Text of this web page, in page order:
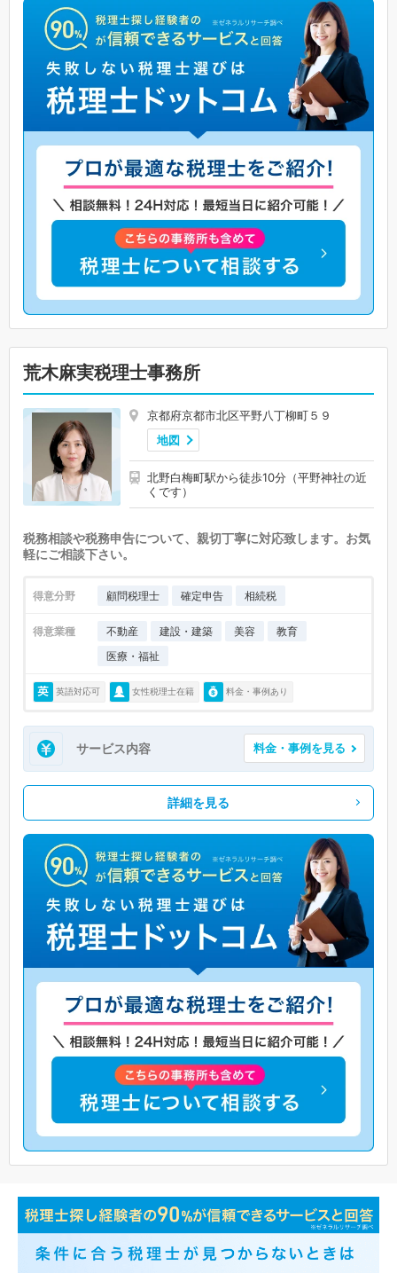
荒木麻実税理士事務所
京都府京都市北区平野八丁柳町５９
地図
北野白梅町駅から徒歩10分（平野神社の近
くです）
税務相談や税務申告について、親切丁寧に対応致します。お気
軽にご相談下さい。
得意分野 顧問税理士 確定申告 相続税
得意業種 不動産 建設・建築 美容
教育
医療・福祉
英語対応可 女性税理士在籍 料金・事例あり
サービス内容 料金・事例を見る
詳細を見る